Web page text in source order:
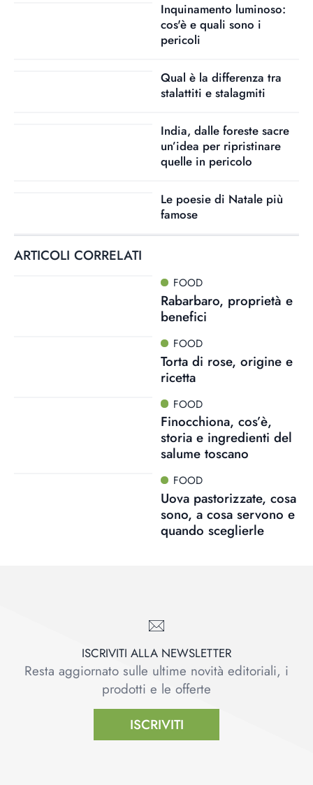
Inquinamento luminoso:
cos'è e quali sono i
pericoli
Qual è la differenza tra
stalattiti e stalagmiti
India, dalle foreste sacre
un’idea per ripristinare
quelle in pericolo
Le poesie di Natale più
famose
ARTICOLI CORRELATI
FOOD
Rabarbaro, proprietà e
benefici
FOOD
Torta di rose, origine e
ricetta
FOOD
Finocchiona, cos’è,
storia e ingredienti del
salume toscano
FOOD
Uova pastorizzate, cosa
sono, a cosa servono e
quando sceglierle
ISCRIVITI ALLA NEWSLETTER
Resta aggiornato sulle ultime novità editoriali, i
prodotti e le offerte
ISCRIVITI